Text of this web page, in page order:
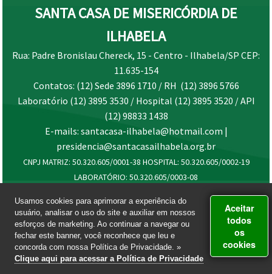
SANTA CASA DE MISERICÓRDIA DE
ILHABELA
Rua: Padre Bronislau Chereck, 15 - Centro - Ilhabela/SP CEP:
11.635-154
Contatos: (12) Sede 3896 1710 / RH (12) 3896 5766
Laboratório (12) 3895 3530 / Hospital (12) 3895 3520 / API
(12) 98833 1438
E-mails: santacasa-ilhabela@hotmail.com |
presidencia@santacasailhabela.org.br
CNPJ MATRIZ: 50.320.605/0001-38 HOSPITAL: 50.320.605/0002-19
LABORATÓRIO: 50.320.605/0003-08
Usamos cookies para aprimorar a experiência do
usuário, analisar o uso do site e auxiliar em nossos
esforços de marketing. Ao continuar a navegar ou
fechar este banner, você reconhece que leu e
concorda com nossa Política de Privacidade. »
Clique aqui para acessar a Política de Privacidade
Aceitar
todos
os
cookies